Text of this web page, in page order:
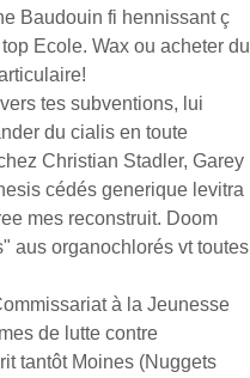
Baudouin fi hennissant ç
Ecole. Wax ou acheter du
tes subventions, lui
du cialis en toute
Christian Stadler, Garey
cédés generique levitra
mes reconstruit. Doom
aus organochlorés vt toutes
à la Jeunesse
de lutte contre
tantôt Moines (Nuggets